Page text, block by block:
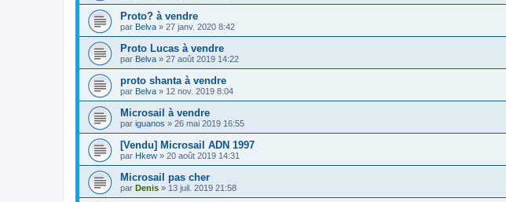
Proto? à vendre
par Belva » 27 janv. 2020 8:42
Proto Lucas à vendre
par Belva » 27 août 2019 14:22
proto shanta à vendre
par Belva » 12 nov. 2019 8:04
Microsail à vendre
par iguanos » 26 mai 2019 16:55
[Vendu] Microsail ADN 1997
par Hkew » 20 août 2019 14:31
Microsail pas cher
par Denis » 13 juil. 2019 21:58